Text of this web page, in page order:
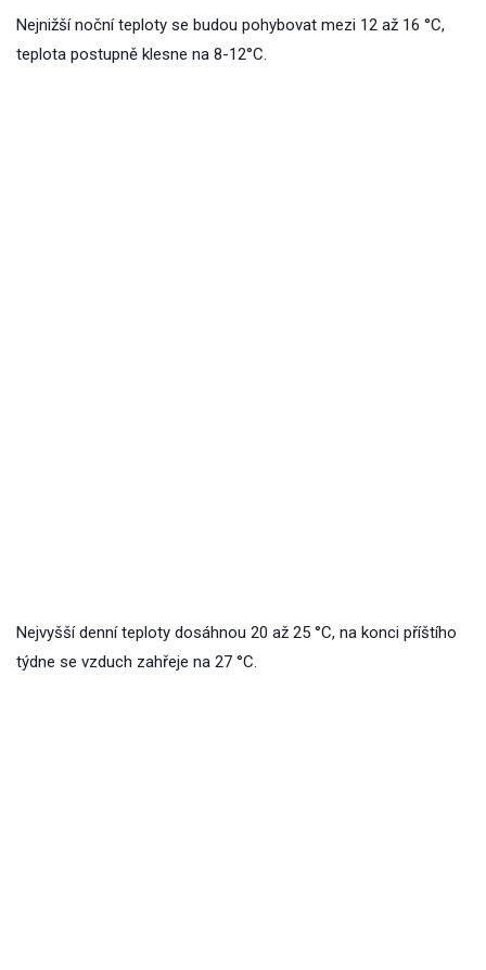
Nejnižší noční teploty se budou pohybovat mezi 12 až 16 °C,
teplota postupně klesne na 8-12°C.
Nejvyšší denní teploty dosáhnou 20 až 25 °C, na konci příštího
týdne se vzduch zahřeje na 27 °C.